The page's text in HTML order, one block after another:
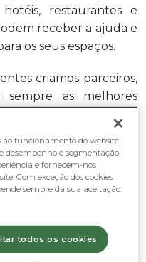
restaurantes e
receber a ajuda e
os seus espaços.
criamos parceiros,
sempre as melhores
que partilham os
podemos ajudar
a-lado. Por isso,
às marcas com
confiamos:
dos
ao funcionamento do website
desempenho e segmentação
e fornecem-nos
Com exceção dos cookies
sempre da sua aceitação.
todos os cookies